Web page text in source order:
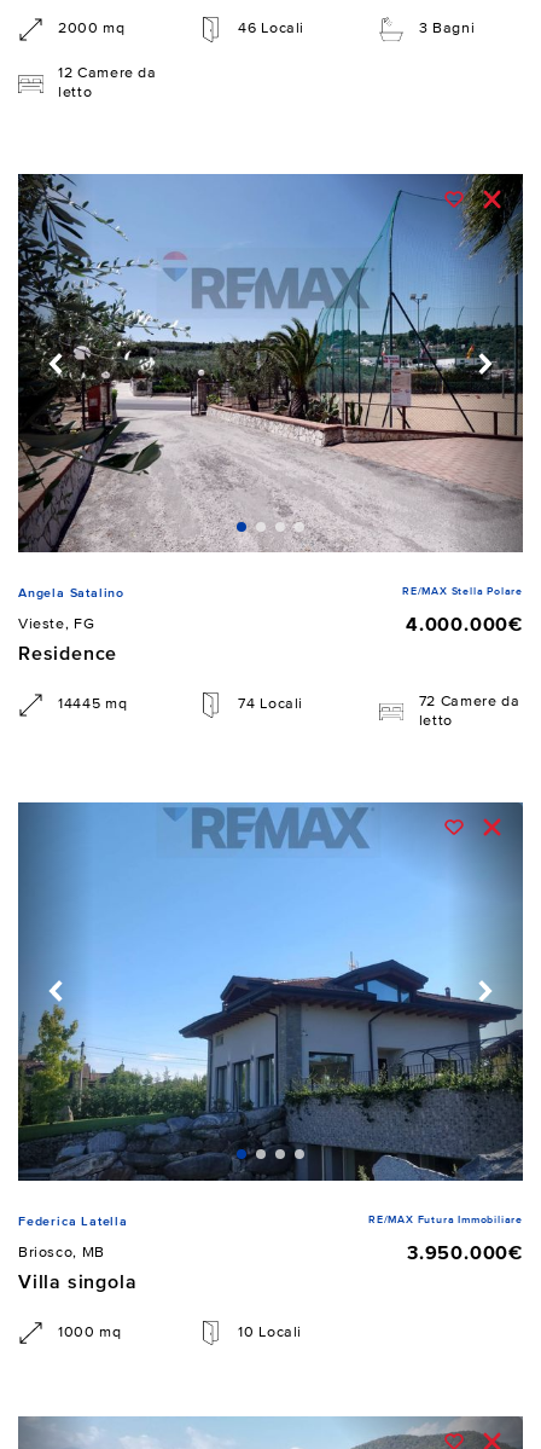
2000 mq 46 Locali 3 Bagni
12 Camere da
letto
Angela Satalino RE/MAX Stella Polare
Vieste, FG
4.000.000€
Residence
14445 mq 74 Locali
72 Camere da
letto
Federica Latella RE/MAX Futura Immobiliare
Briosco, MB
3.950.000€
Villa singola
1000 mq 10 Locali